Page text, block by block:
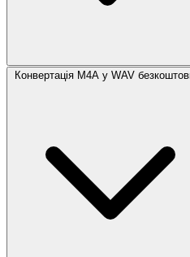
Конвертація M4A у WAV